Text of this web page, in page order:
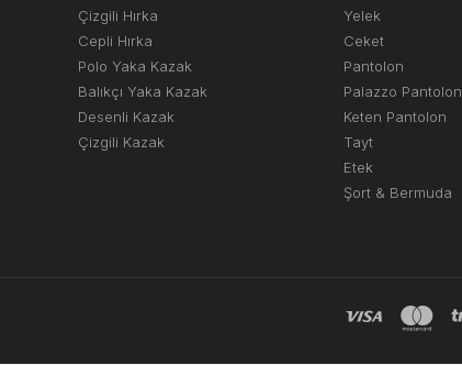
Çizgili Hırka
Cepli Hırka
Polo Yaka Kazak
Balıkçı Yaka Kazak
Desenli Kazak
Çizgili Kazak
Yelek
Ceket
Pantolon
Palazzo Pantolon
Keten Pantolon
Tayt
Etek
Şort & Bermuda